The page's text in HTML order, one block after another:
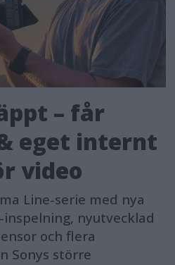
– får
eget internt
video
Line-serie med nya
inspelning, nyutvecklad
och flera
Sonys större